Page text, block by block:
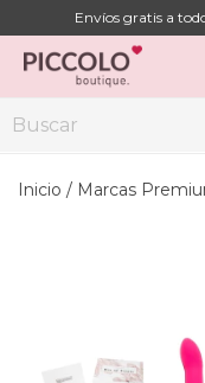
Envíos gratis a
Inicio / Marcas